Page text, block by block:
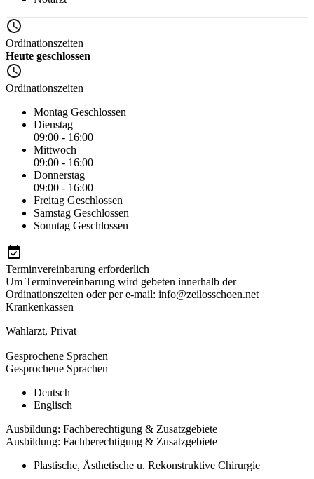
Ordinationszeiten
Heute geschlossen
Ordinationszeiten
Montag Geschlossen
Dienstag
09:00 - 16:00
Mittwoch
09:00 - 16:00
Donnerstag
09:00 - 16:00
Freitag Geschlossen
Samstag Geschlossen
Sonntag Geschlossen
Terminvereinbarung erforderlich
Um Terminvereinbarung wird gebeten innerhalb der
Ordinationszeiten oder per e-mail: info@zeilosschoen.net
Krankenkassen
Wahlarzt, Privat
Gesprochene Sprachen
Gesprochene Sprachen
Deutsch
Englisch
Ausbildung: Fachberechtigung & Zusatzgebiete
Ausbildung: Fachberechtigung & Zusatzgebiete
Plastische, Ästhetische u. Rekonstruktive Chirurgie